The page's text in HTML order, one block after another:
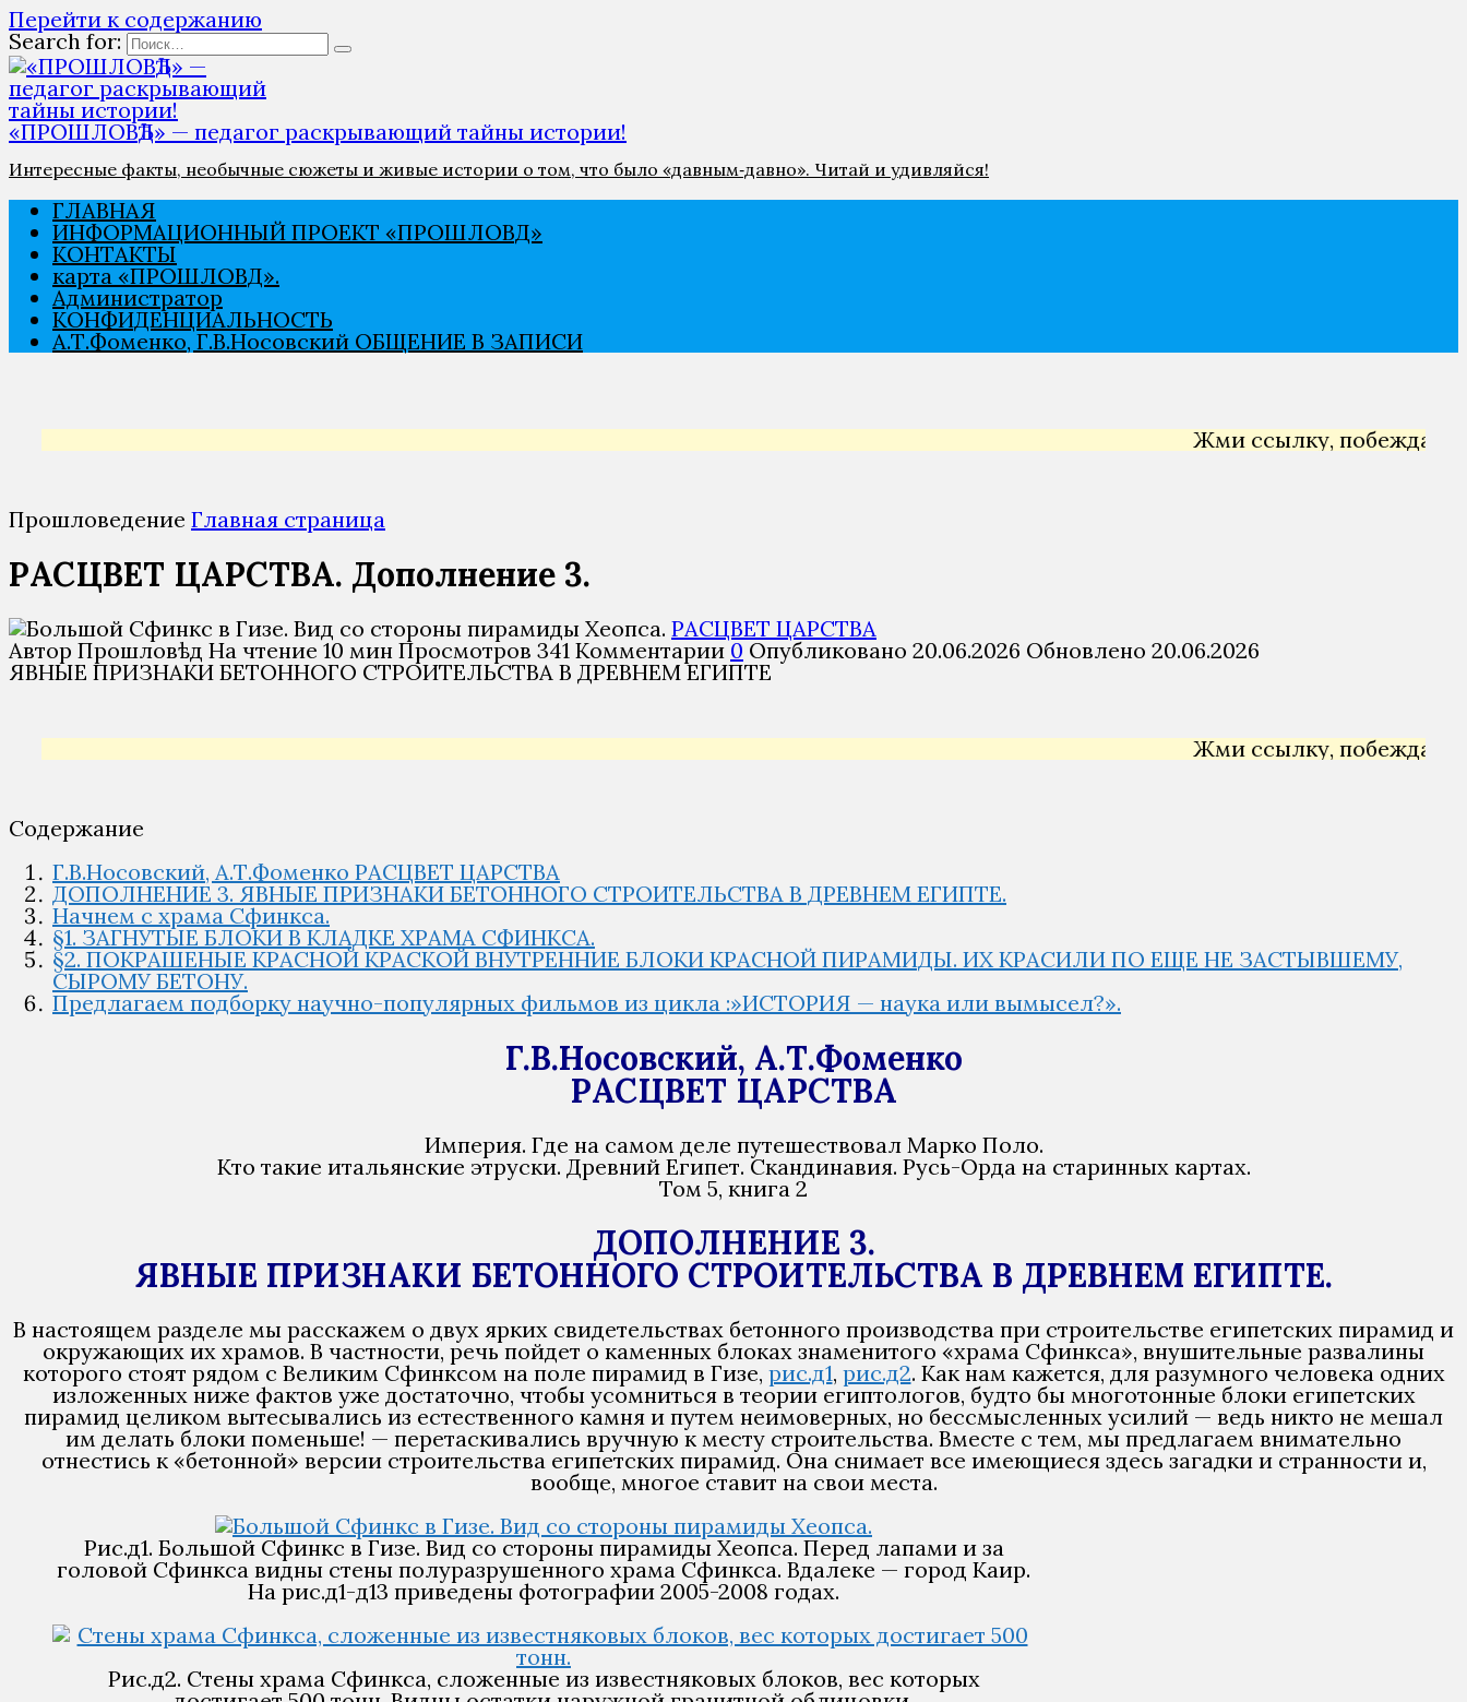
Перейти к содержанию
Search for:
«ПРОШЛОВѢД» — педагог раскрывающий тайны истории!
Интересные факты, необычные сюжеты и живые истории о том, что было «давным‑давно». Читай и удивляйся!
ГЛАВНАЯ
ИНФОРМАЦИОННЫЙ ПРОЕКТ «ПРОШЛОВѢД»
КОНТАКТЫ
карта «ПРОШЛОВѢД».
Администратор
КОНФИДЕНЦИАЛЬНОСТЬ
А.Т.Фоменко, Г.В.Носовский ОБЩЕНИЕ В ЗАПИСИ
Жми ссылку, побеждай →
Прошловедение Главная страница
РАСЦВЕТ ЦАРСТВА. Дополнение 3.
РАСЦВЕТ ЦАРСТВА
Автор Прошловѣд На чтение10 мин Просмотров 341 Комментарии 0 Опубликовано 20.06.2026 Обновлено 20.06.2026
ЯВНЫЕ ПРИЗНАКИ БЕТОННОГО СТРОИТЕЛЬСТВА В ДРЕВНЕМ ЕГИПТЕ
Жми ссылку, побеждай →
Содержание
Г.В.Носовский, А.Т.Фоменко РАСЦВЕТ ЦАРСТВА
ДОПОЛНЕНИЕ 3. ЯВНЫЕ ПРИЗНАКИ БЕТОННОГО СТРОИТЕЛЬСТВА В ДРЕВНЕМ ЕГИПТЕ.
Начнем с храма Сфинкса.
§1. ЗАГНУТЫЕ БЛОКИ В КЛАДКЕ ХРАМА СФИНКСА.
§2. ПОКРАШЕНЫЕ КРАСНОЙ КРАСКОЙ ВНУТРЕННИЕ БЛОКИ КРАСНОЙ ПИРАМИДЫ. ИХ КРАСИЛИ ПО ЕЩЕ НЕ ЗАСТЫВШЕМУ,
СЫРОМУ БЕТОНУ.
Предлагаем подборку научно-популярных фильмов из цикла :»ИСТОРИЯ — наука или вымысел?».
Г.В.Носовский, А.Т.Фоменко
РАСЦВЕТ ЦАРСТВА
Империя. Где на самом деле путешествовал Марко Поло.
Кто такие итальянские этруски. Древний Египет. Скандинавия. Русь-Орда на старинных картах.
Том 5, книга 2
ДОПОЛНЕНИЕ 3.
ЯВНЫЕ ПРИЗНАКИ БЕТОННОГО СТРОИТЕЛЬСТВА В ДРЕВНЕМ ЕГИПТЕ.
В настоящем разделе мы расскажем о двух ярких свидетельствах бетонного производства при строительстве египетских пирамид и
окружающих их храмов. В частности, речь пойдет о каменных блоках знаменитого «храма Сфинкса», внушительные развалины
которого стоят рядом с Великим Сфинксом на поле пирамид в Гизе, рис.д1, рис.д2. Как нам кажется, для разумного человека одних
изложенных ниже фактов уже достаточно, чтобы усомниться в теории египтологов, будто бы многотонные блоки египетских
пирамид целиком вытесывались из естественного камня и путем неимоверных, но бессмысленных усилий — ведь никто не мешал
им делать блоки поменьше! — перетаскивались вручную к месту строительства. Вместе с тем, мы предлагаем внимательно
отнестись к «бетонной» версии строительства египетских пирамид. Она снимает все имеющиеся здесь загадки и странности и,
вообще, многое ставит на свои места.
Рис.д1. Большой Сфинкс в Гизе. Вид со стороны пирамиды Хеопса. Перед лапами и за
головой Сфинкса видны стены полуразрушенного храма Сфинкса. Вдалеке — город Каир.
На рис.д1-д13 приведены фотографии 2005-2008 годах.
Рис.д2. Стены храма Сфинкса, сложенные из известняковых блоков, вес которых